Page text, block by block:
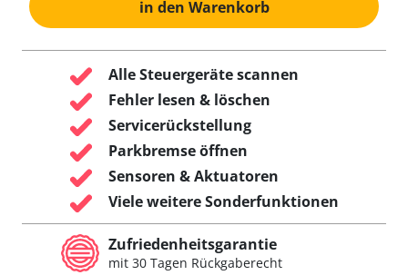
in den Warenkorb
Alle Steuergeräte scannen
Fehler lesen & löschen
Servicerückstellung
Parkbremse öffnen
Sensoren & Aktuatoren
Viele weitere Sonderfunktionen
Zufriedenheitsgarantie
mit 30 Tagen Rückgaberecht